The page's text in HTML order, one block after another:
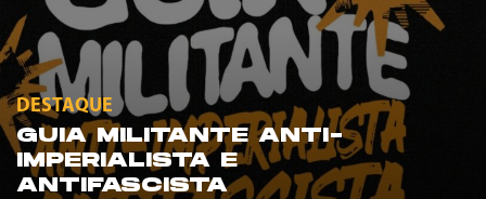
DESTAQUE
GUIA MILITANTE ANTI-
IMPERIALISTA E
ANTIFASCISTA